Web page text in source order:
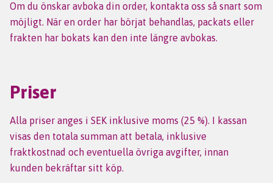
Om du önskar avboka din order, kontakta oss så snart som
möjligt. När en order har börjat behandlas, packats eller
frakten har bokats kan den inte längre avbokas.
Priser
Alla priser anges i SEK inklusive moms (25 %). I kassan
visas den totala summan att betala, inklusive
fraktkostnad och eventuella övriga avgifter, innan
kunden bekräftar sitt köp.